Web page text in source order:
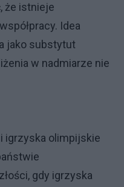
że istnieje
Idea
jako substytut
w nadmiarze nie
igrzyska olimpijskie
gdy igrzyska